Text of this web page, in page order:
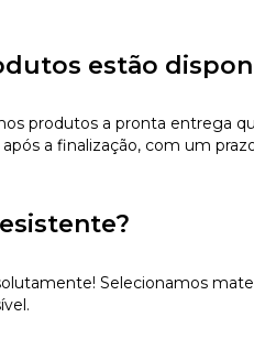
estão
produtos a pronta entrega
a finalização, com um
Selecionamos